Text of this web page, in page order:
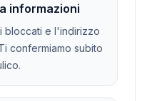
informazioni
bloccati e l'indirizzo
confermiamo subito